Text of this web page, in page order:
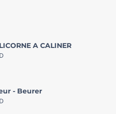
A CALINER
- Beurer